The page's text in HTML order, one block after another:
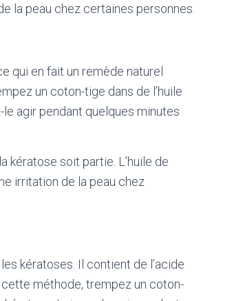
la peau chez certaines personnes.
qui en fait un remède naturel
un coton-tige dans de l’huile
agir pendant quelques minutes
kératose soit partie. L’huile de
irritation de la peau chez
kératoses. Il contient de l’acide
méthode, trempez un coton-